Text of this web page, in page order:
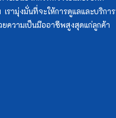
รามุ่งมั่นที่จะให้การดูแลและบริการ
ความเป็นมืออาชีพสูงสุดแก่ลูกค้า